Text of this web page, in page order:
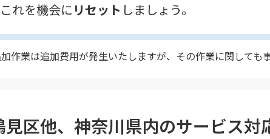
れを機会に リセット しましょう。
作業は追加費用が発生いたしますが、その作業に関しても
見区他、神奈川県内のサービス対